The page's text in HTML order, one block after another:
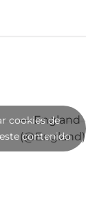
— England
(@England)
cookies de
contenido